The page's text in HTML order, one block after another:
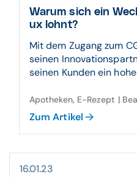
Warum sich ein
ux lohnt?
Mit dem Zugang zum
seinen
seinen Kunden ein
Apotheken, E-Rezept |
Zum Artikel
16.01.23